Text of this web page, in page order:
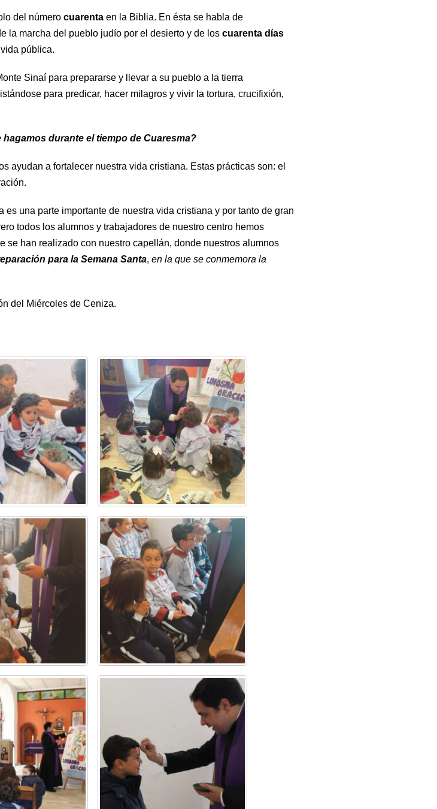
del número cuarenta en la Biblia. En ésta se habla de
la marcha del pueblo judío por el desierto y de los cuarenta días
pública.
Sinaí para prepararse y llevar a su pueblo a la tierra
para predicar, hacer milagros y vivir la tortura, crucifixión,
durante el tiempo de Cuaresma?
ayudan a fortalecer nuestra vida cristiana. Estas prácticas son: el
una parte importante de nuestra vida cristiana y por tanto de gran
todos los alumnos y trabajadores de nuestro centro hemos
se han realizado con nuestro capellán, donde nuestros alumnos
para la Semana Santa, en la que se conmemora la
del Miércoles de Ceniza.